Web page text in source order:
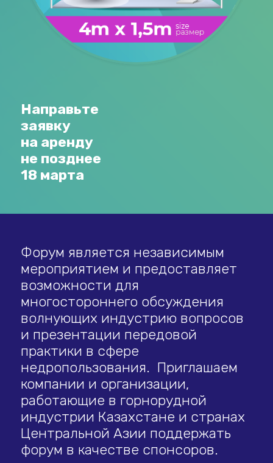
Направьте
заявку
на аренду
не позднее
18 марта
Форум является независимым
мероприятием и предоставляет
возможности для
многостороннего обсуждения
волнующих индустрию вопросов
и презентации передовой
практики в сфере
недропользования. Приглашаем
компании и организации,
работающие в горнорудной
индустрии Казахстане и странах
Центральной Азии поддержать
форум в качестве спонсоров.